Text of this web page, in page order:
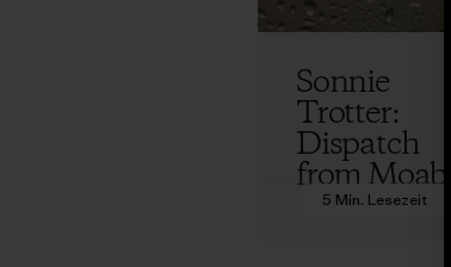
Sonnie
Trotter:
Dispatch
from Moab
5 Min. Lesezeit